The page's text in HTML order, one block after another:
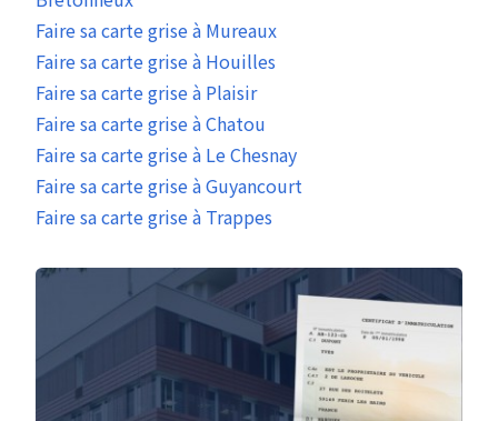
Faire sa carte grise à Mureaux
Faire sa carte grise à Houilles
Faire sa carte grise à Plaisir
Faire sa carte grise à Chatou
Faire sa carte grise à Le Chesnay
Faire sa carte grise à Guyancourt
Faire sa carte grise à Trappes